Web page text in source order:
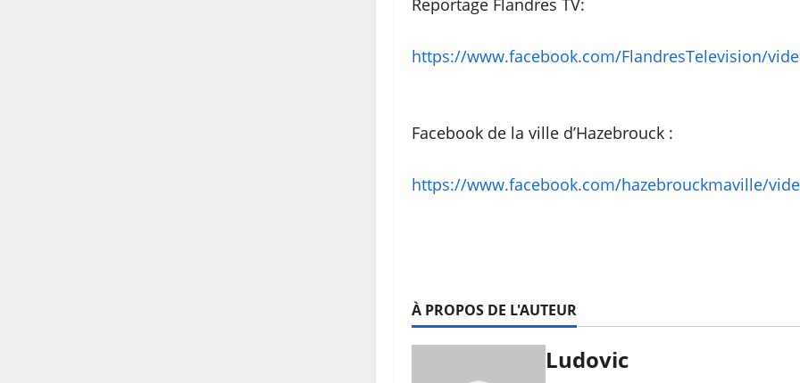
Reportage Flandres TV:
https://www.facebook.com/FlandresTelevision/
Facebook de la ville d’Hazebrouck :
https://www.facebook.com/hazebrouckmaville/
À PROPOS DE L'AUTEUR
Ludovic